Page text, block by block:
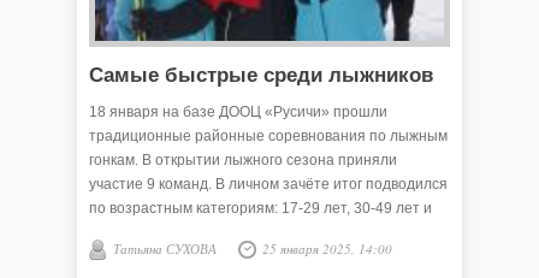
Самые быстрые среди лыжников
18 января на базе ДООЦ «Русичи» прошли
традиционные районные соревнования по лыжным
гонкам. В открытии лыжного сезона приняли
участие 9 команд. В личном зачёте итог подводился
по возрастным категориям: 17-29 лет, 30-49 лет и
соревнованиях.
Татьяна СУХОВА 25 января 2025, 14:00